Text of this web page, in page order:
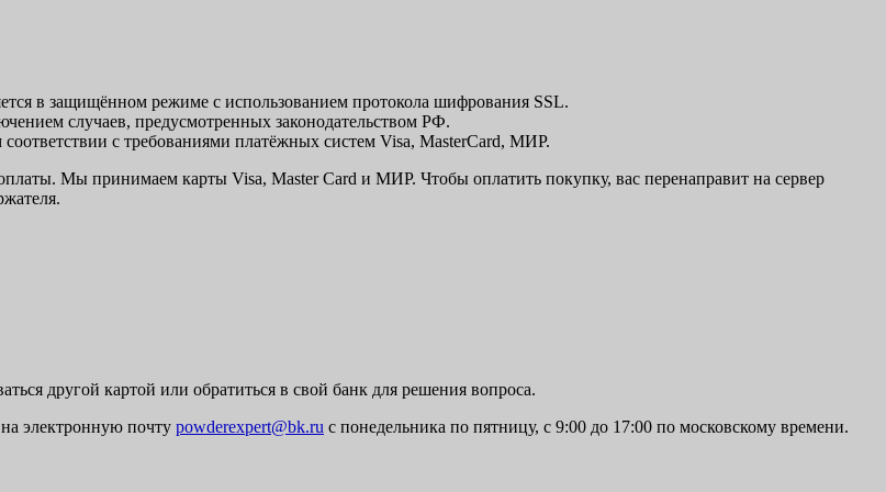
в защищённом режиме с использованием протокола шифрования SSL.
случаев, предусмотренных законодательством РФ.
с требованиями платёжных систем Visa, MasterCard, МИР.
Мы принимаем карты Visa, Master Card и МИР. Чтобы оплатить покупку, вас перенаправит на сервер
другой картой или обратиться в свой банк для решения вопроса.
электронную почту powderexpert@bk.ru с понедельника по пятницу, с 9:00 до 17:00 по московскому времени.